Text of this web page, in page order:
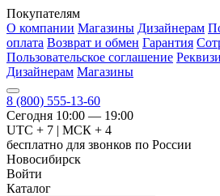
Покупателям
О компании Магазины Дизайнерам
оплата Возврат и обмен Гарантия
Пользовательское соглашение
Дизайнерам Магазины
8 (800) 555-13-60
Сегодня 10:00 — 19:00
UTC + 7 | МСК + 4
бесплатно для звонков по России
Новосибирск
Войти
Каталог